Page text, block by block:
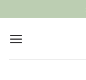
au
contenu